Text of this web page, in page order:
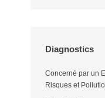
Diagnostics
Concerné par un
Risques et